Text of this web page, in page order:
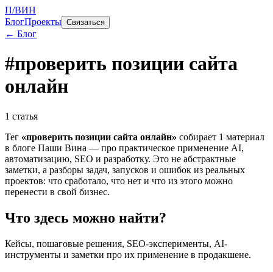
П/ВИН
БлогПроекты Связаться
← Блог
#проверить позиции сайта
онлайн
1 статья
Тег «проверить позиции сайта онлайн» собирает 1 материал
в блоге Паши Вина — про практическое применение AI,
автоматизацию, SEO и разработку. Это не абстрактные
заметки, а разборы задач, запусков и ошибок из реальных
проектов: что сработало, что нет и что из этого можно
перенести в свой бизнес.
Что здесь можно найти?
Кейсы, пошаговые решения, SEO-эксперименты, AI-
инструменты и заметки про их применение в продакшене.